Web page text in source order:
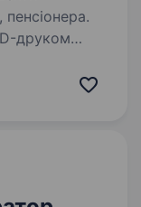
пенсіонера.
друком
бренду для